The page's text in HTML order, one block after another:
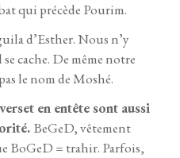
qui précède Pourim.
d’Esther. Nous n’y
cache. De même notre
le nom de Moshé.
en entête sont aussi
BeGeD, vêtement
BoGeD = trahir. Parfois,